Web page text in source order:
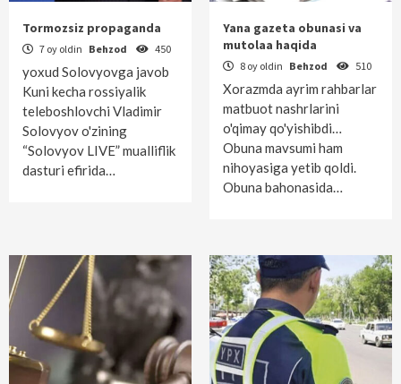
Tormozsiz propaganda
7 oy oldin Behzod 450
yoxud Solovyovga javob
Kuni kecha rossiyalik
teleboshlovchi Vladimir
Solovyov o'zining
“Solovyov LIVE” mualliflik
dasturi efirida…
Yana gazeta obunasi va
mutolaa haqida
8 oy oldin Behzod 510
Xorazmda ayrim rahbarlar
matbuot nashrlarini
o'qimay qo'yishibdi…
Obuna mavsumi ham
nihoyasiga yetib qoldi.
Obuna bahonasida…